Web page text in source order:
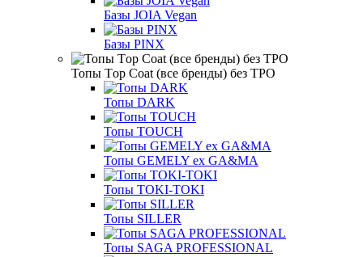
Базы JOIA Vegan
Базы PINX
Топы Тop Coat (все бренды) без TPO
Топы DARK
Топы TOUCH
Топы GEMELY ex GA&MA
Топы TOKI-TOKI
Топы SILLER
Топы SAGA PROFESSIONAL